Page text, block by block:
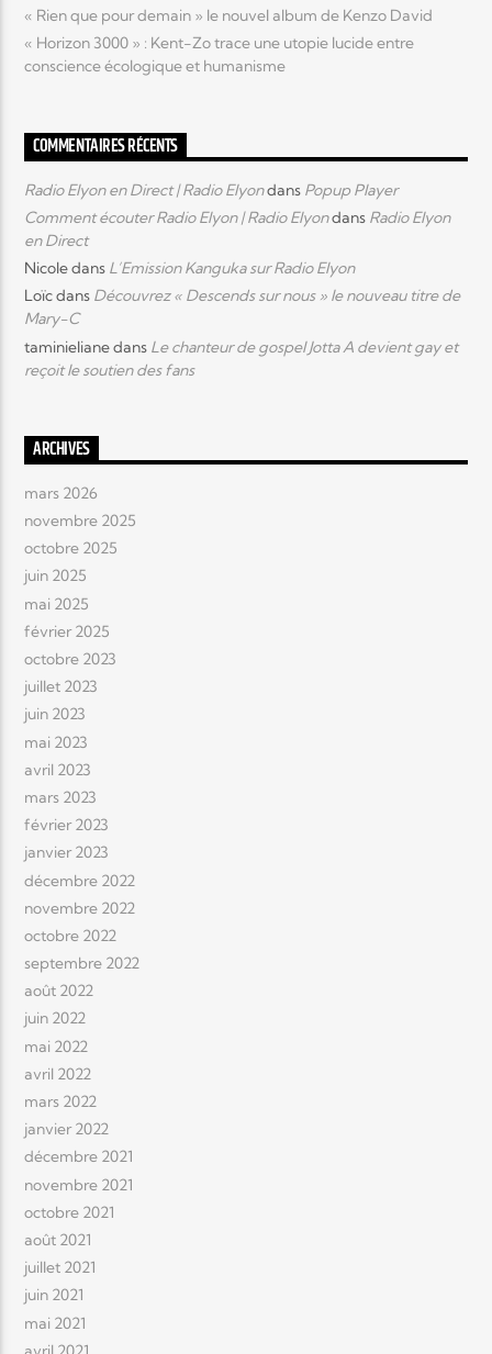
« Rien que pour demain » le nouvel album de Kenzo David
« Horizon 3000 » : Kent-Zo trace une utopie lucide entre
conscience écologique et humanisme
COMMENTAIRES RÉCENTS
Radio Elyon en Direct | Radio Elyondans Popup Player
Comment écouter Radio Elyon | Radio Elyondans Radio Elyon
en Direct
Nicoledans L’Emission Kanguka sur Radio Elyon
Loïcdans Découvrez « Descends sur nous » le nouveau titre de
Mary-C
taminielianedans Le chanteur de gospel Jotta A devient gay et
reçoit le soutien des fans
ARCHIVES
mars 2026
novembre 2025
octobre 2025
juin 2025
mai 2025
février 2025
octobre 2023
juillet 2023
juin 2023
mai 2023
avril 2023
mars 2023
février 2023
janvier 2023
décembre 2022
novembre 2022
octobre 2022
septembre 2022
août 2022
juin 2022
mai 2022
avril 2022
mars 2022
janvier 2022
décembre 2021
novembre 2021
octobre 2021
août 2021
juillet 2021
juin 2021
mai 2021